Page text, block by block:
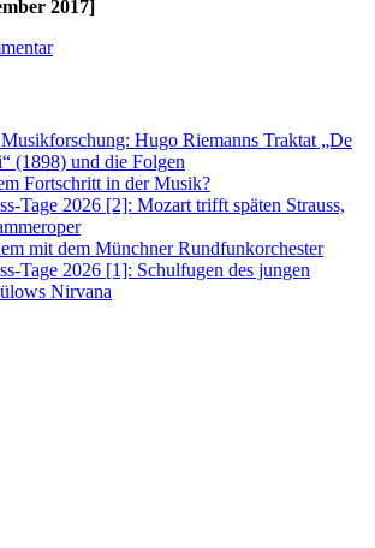
2017]
Hugo Riemanns Traktat „De
(1898) und die Folgen
Fortschritt in der Musik?
Tage 2026 [2]: Mozart trifft späten Strauss,
mit dem Münchner Rundfunkorchester
Tage 2026 [1]: Schulfugen des jungen
Nirvana